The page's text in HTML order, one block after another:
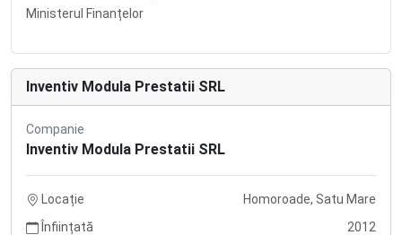
Ministerul Finanțelor
Inventiv Modula Prestatii SRL
Companie
Inventiv Modula Prestatii SRL
Locație
Homoroade, Satu Mare
Înființată
2012